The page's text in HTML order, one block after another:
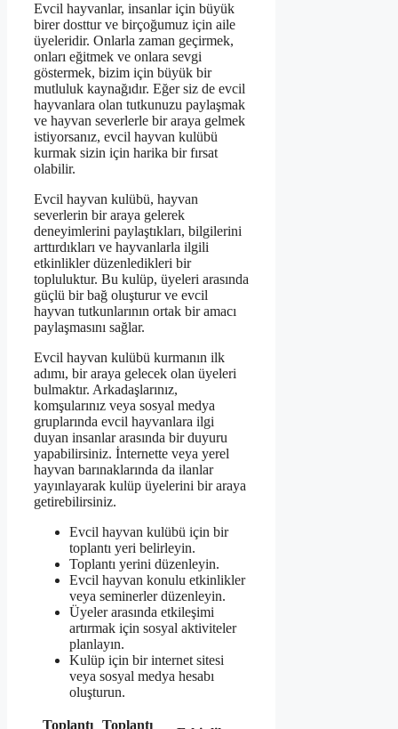
Evcil hayvanlar, insanlar için büyük
birer dosttur ve birçoğumuz için aile
üyeleridir. Onlarla zaman geçirmek,
onları eğitmek ve onlara sevgi
göstermek, bizim için büyük bir
mutluluk kaynağıdır. Eğer siz de evcil
hayvanlara olan tutkunuzu paylaşmak
ve hayvan severlerle bir araya gelmek
istiyorsanız, evcil hayvan kulübü
kurmak sizin için harika bir fırsat
olabilir.
Evcil hayvan kulübü, hayvan
severlerin bir araya gelerek
deneyimlerini paylaştıkları, bilgilerini
arttırdıkları ve hayvanlarla ilgili
etkinlikler düzenledikleri bir
topluluktur. Bu kulüp, üyeleri arasında
güçlü bir bağ oluşturur ve evcil
hayvan tutkunlarının ortak bir amacı
paylaşmasını sağlar.
Evcil hayvan kulübü kurmanın ilk
adımı, bir araya gelecek olan üyeleri
bulmaktır. Arkadaşlarınız,
komşularınız veya sosyal medya
gruplarında evcil hayvanlara ilgi
duyan insanlar arasında bir duyuru
yapabilirsiniz. İnternette veya yerel
hayvan barınaklarında da ilanlar
yayınlayarak kulüp üyelerini bir araya
getirebilirsiniz.
Evcil hayvan kulübü için bir
toplantı yeri belirleyin.
Toplantı yerini düzenleyin.
Evcil hayvan konulu etkinlikler
veya seminerler düzenleyin.
Üyeler arasında etkileşimi
artırmak için sosyal aktiviteler
planlayın.
Kulüp için bir internet sitesi
veya sosyal medya hesabı
oluşturun.
Toplantı
Toplantı